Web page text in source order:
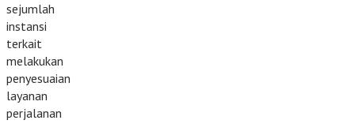
sejumlah
instansi
terkait
melakukan
penyesuaian
layanan
perjalanan